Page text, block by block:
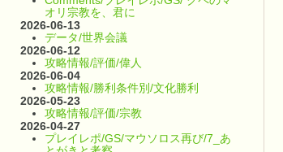
オリ宗教を、君に
2026-06-13
データ/世界会議
2026-06-12
攻略情報/評価/偉人
2026-06-04
攻略情報/勝利条件別/文化勝利
2026-05-23
攻略情報/評価/宗教
2026-04-27
プレイレポ/GS/マウソロス再び/7_あ